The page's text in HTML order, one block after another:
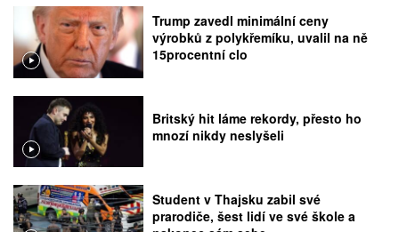
Trump zavedl minimální ceny
výrobků z polykřemíku, uvalil na ně
15procentní clo
Britský hit láme rekordy, přesto ho
mnozí nikdy neslyšeli
Student v Thajsku zabil své
prarodiče, šest lidí ve své škole a